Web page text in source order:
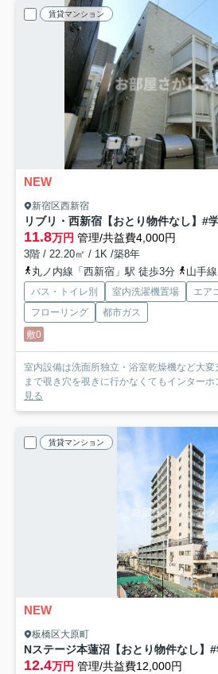
賃貸マンション
NEW
新宿区西新宿
11.8万円 管理/共益費4,000円
3階 / 22.20㎡ / 1K /築8年
丸ノ内線「西新宿」駅 徒歩3分
山手
バス・トイレ別 室内洗濯機置場 エア
フローリング
都市ガス
敷0
室内設備は洗面所独立・浴室乾燥機など大
まで覗き穴を覗きに行かなくてもインターホ
見る
賃貸マンション
NEW
板橋区大原町
12.4万円 管理/共益費12,000円